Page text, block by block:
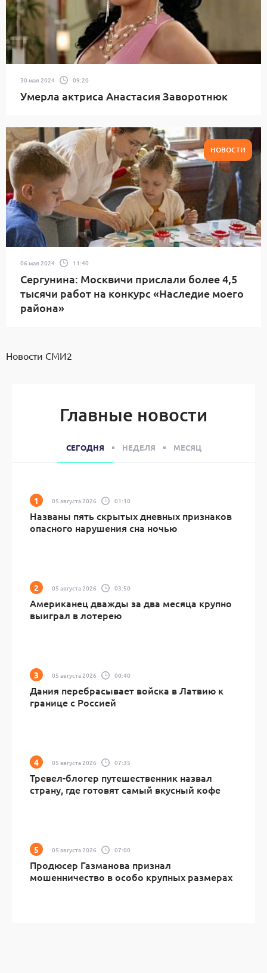
30 мая 2024 09:20
Умерла актриса Анастасия Заворотнюк
НОВОСТИ
06 мая 2024 11:40
Сергунина: Москвичи прислали более 4,5
тысячи работ на конкурс «Наследие моего
района»
Новости СМИ2
Главные новости
СЕГОДНЯ НЕДЕЛЯ МЕСЯЦ
05 августа 2026 01:10
Названы пять скрытых дневных признаков
опасного нарушения сна ночью
05 августа 2026 03:50
Американец дважды за два месяца крупно
выиграл в лотерею
05 августа 2026 00:40
Дания перебрасывает войска в Латвию к
границе с Россией
05 августа 2026 07:35
Тревел-блогер путешественник назвал
страну, где готовят самый вкусный кофе
05 августа 2026 07:00
Продюсер Газманова признал
мошенничество в особо крупных размерах